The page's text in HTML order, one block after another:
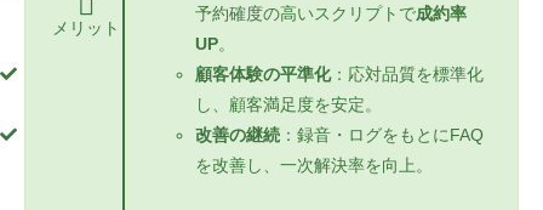
メリット
予約確度の高いスクリプトで成約率
UP。
顧客体験の平準化：応対品質を標準化
し、顧客満足度を安定。
改善の継続：録音・ログをもとにFAQ
を改善し、一次解決率を向上。